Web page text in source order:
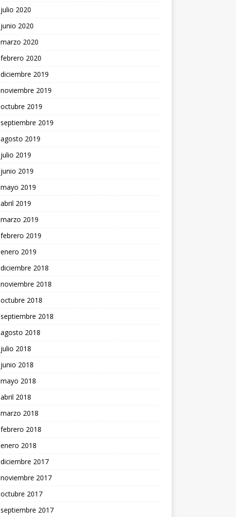
julio 2020
junio 2020
marzo 2020
febrero 2020
diciembre 2019
noviembre 2019
octubre 2019
septiembre 2019
agosto 2019
julio 2019
junio 2019
mayo 2019
abril 2019
marzo 2019
febrero 2019
enero 2019
diciembre 2018
noviembre 2018
octubre 2018
septiembre 2018
agosto 2018
julio 2018
junio 2018
mayo 2018
abril 2018
marzo 2018
febrero 2018
enero 2018
diciembre 2017
noviembre 2017
octubre 2017
septiembre 2017